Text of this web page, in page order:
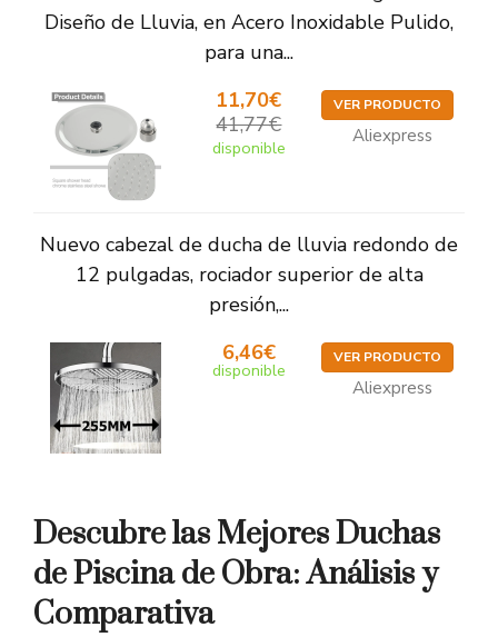
Diseño de Lluvia, en Acero Inoxidable Pulido,
para una...
11,70€
41,77€
disponible
VER PRODUCTO
Aliexpress
Nuevo cabezal de ducha de lluvia redondo de
12 pulgadas, rociador superior de alta
presión,...
6,46€
disponible
VER PRODUCTO
Aliexpress
Descubre las Mejores Duchas
de Piscina de Obra: Análisis y
Comparativa